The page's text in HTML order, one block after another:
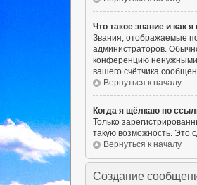
Что такое звание и как
Звания, отображаемые
администраторов.
конференцию ненужными
вашего счётчика
Вернуться к началу
Когда я щёлкаю по
Только
такую возможность. Это
Вернуться к началу
Создание